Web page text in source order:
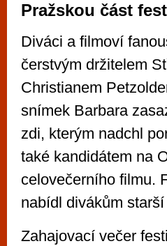
Pražskou část
Diváci a filmoví
čerstvým držitelem
Christianem
snímek Barbara
zdi, kterým nadchl
také kandidátem na
celovečerního filmu.
nabídl divákům
Zahajovací večer